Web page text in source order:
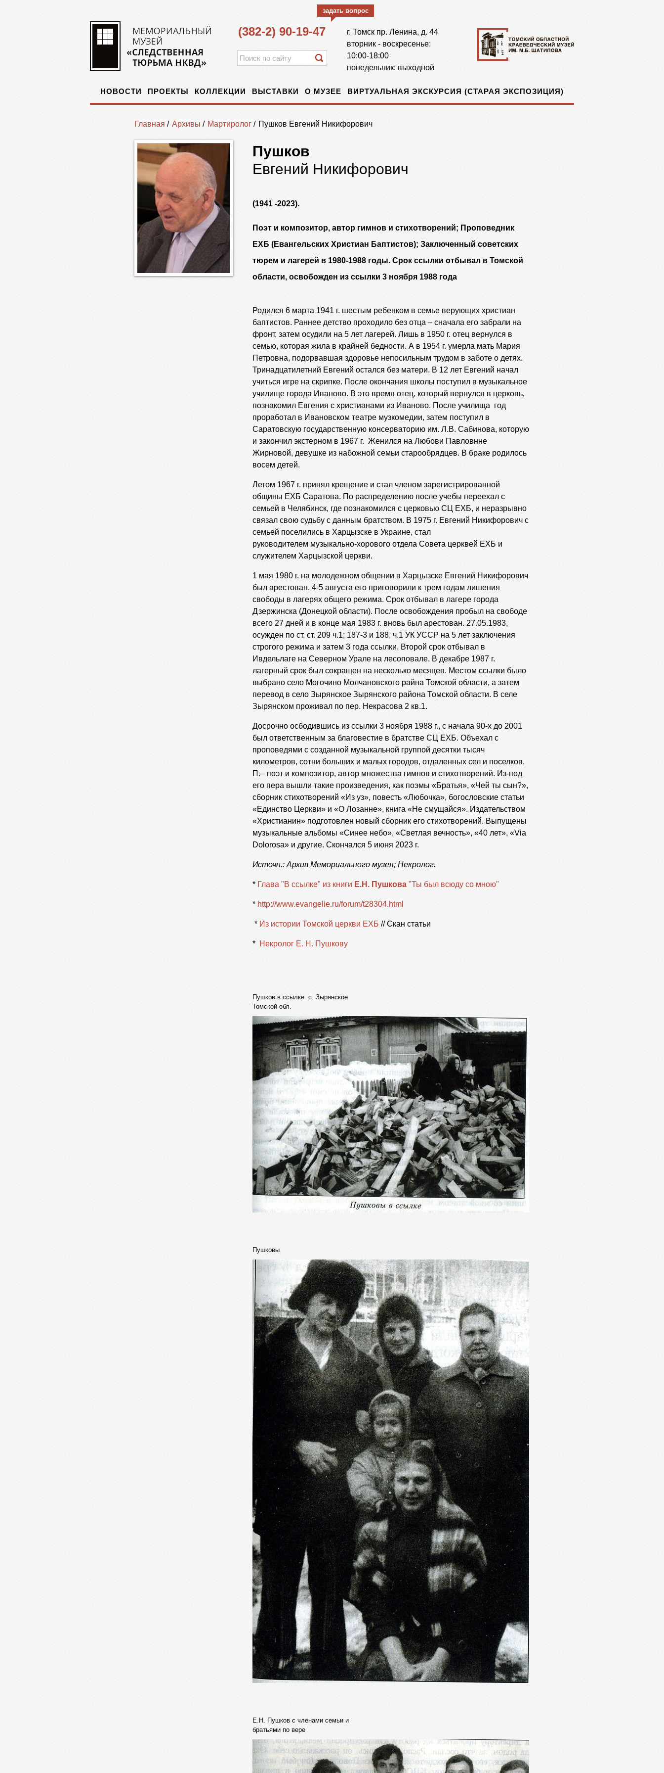
(382-2) 90-19-47
задать вопрос
НОВОСТИ ПРОЕКТЫ КОЛЛЕКЦИИ ВЫСТАВКИ О МУЗЕЕ ВИРТУАЛЬНАЯ ЭКСКУРСИЯ (СТАРАЯ ЭКСПОЗИЦИЯ)
г. Томск пр. Ленина, д. 44
вторник - воскресенье:
10:00-18:00
понедельник: выходной
Главная / Архивы / Мартиролог / Пушков Евгений Никифорович
Пушков
Евгений Никифорович
(1941 -2023).
Поэт и композитор, автор гимнов и стихотворений; Проповедник
ЕХБ (Евангельских Христиан Баптистов); Заключенный советских
тюрем и лагерей в 1980-1988 годы. Срок ссылки отбывал в Томской
области, освобожден из ссылки 3 ноября 1988 года
Родился 6 марта 1941 г. шестым ребенком в семье верующих христиан
баптистов. Раннее детство проходило без отца – сначала его забрали на
фронт, затем осудили на 5 лет лагерей. Лишь в 1950 г. отец вернулся в
семью, которая жила в крайней бедности. А в 1954 г. умерла мать Мария
Петровна, подорвавшая здоровье непосильным трудом в заботе о детях.
Тринадцатилетний Евгений остался без матери. В 12 лет Евгений начал
учиться игре на скрипке. После окончания школы поступил в музыкальное
училище города Иваново. В это время отец, который вернулся в церковь,
познакомил Евгения с христианами из Иваново. После училища год
проработал в Ивановском театре музкомедии, затем поступил в
Саратовскую государственную консерваторию им. Л.В. Сабинова, которую
и закончил экстерном в 1967 г. Женился на Любови Павловнне
Жирновой, девушке из набожной семьи старообрядцев. В браке родилось
восем детей.
Летом 1967 г. принял крещение и стал членом зарегистрированной
общины ЕХБ Саратова. По распределению после учебы переехал с
семьей в Челябинск, где познакомился с церковью СЦ ЕХБ, и неразрывно
связал свою судьбу с данным братством. В 1975 г. Евгений Никифорович с
семьей поселились в Харцызске в Украине, стал
руководителем музыкально-хорового отдела Совета церквей ЕХБ и
служителем Харцызской церкви.
1 мая 1980 г. на молодежном общении в Харцызске Евгений Никифорович
был арестован. 4-5 августа его приговорили к трем годам лишения
свободы в лагерях общего режима. Срок отбывал в лагере города
Дзержинска (Донецкой области). После освобождения пробыл на свободе
всего 27 дней и в конце мая 1983 г. вновь был арестован. 27.05.1983,
осужден по ст. ст. 209 ч.1; 187-3 и 188, ч.1 УК УССР на 5 лет заключения
строгого режима и затем 3 года ссылки. Второй срок отбывал в
Ивдельлаге на Северном Урале на лесоповале. В декабре 1987 г.
лагерный срок был сокращен на несколько месяцев. Местом ссылки было
выбрано село Могочино Молчановского райна Томской области, а затем
перевод в село Зырянское Зырянского района Томской области. В селе
Зырянском проживал по пер. Некрасова 2 кв.1.
Досрочно осбодившись из ссылки 3 ноября 1988 г., с начала 90-х до 2001
был ответственным за благовестие в братстве СЦ ЕХБ. Объехал с
проповедями с созданной музыкальной группой десятки тысяч
километров, сотни больших и малых городов, отдаленных сел и поселков.
П.– поэт и композитор, автор множества гимнов и стихотворений. Из-под
его пера вышли такие произведения, как поэмы «Братья», «Чей ты сын?»,
сборник стихотворений «Из уз», повесть «Любочка», богословские статьи
«Единство Церкви» и «О Лозанне», книга «Не смущайся». Издательством
«Христианин» подготовлен новый сборник его стихотворений. Выпущены
музыкальные альбомы «Синее небо», «Светлая вечность», «40 лет», «Via
Dolorosa» и другие. Скончался 5 июня 2023 г.
Источн.: Архив Мемориального музея; Некролог.
* Глава "В ссылке" из книги Е.Н. Пушкова "Ты был всюду со мною"
* http://www.evangelie.ru/forum/t28304.html
* Из истории Томской церкви ЕХБ // Скан статьи
* Некролог Е. Н. Пушкову
Пушков в ссылке. с. Зырянское
Томской обл.
Пушковы
Е.Н. Пушков с членами семьи и
братьями по вере